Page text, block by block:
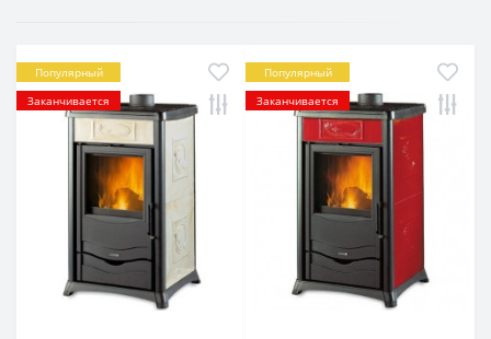
Популярный
Заканчивается
Популярный
Заканчивается